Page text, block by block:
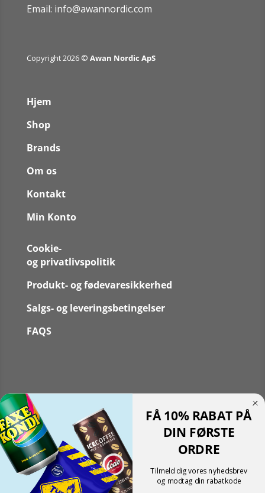
Email: info@awannordic.com
Copyright 2026 © Awan Nordic ApS
Hjem
Shop
Brands
Om os
Kontakt
Min Konto
Cookie-
og privatlivspolitik
Produkt- og fødevaresikkerhed
Salgs- og leveringsbetingelser
FAQS
Translate »
Powered by
Translate
Shopping cart0
Der er ingen produkter i kurven!
Fortsæt med at handle
FÅ 10% RABAT PÅ
DIN FØRSTE
ORDRE
Tilmeld dig vores nyhedsbrev
og modtag din rabatkode